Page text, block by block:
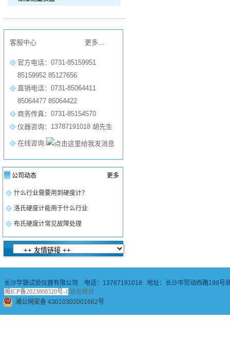
客服中心 更多...
官方电话：0731-85159951
85159952 85127656
直销电话：0731-85064411
85064477 85064422
商务传真：0731-85154570
仪器咨询：13787191018 胡先生
在线咨询:
公司动态 更多
什么行业需要用到硬度计？
洛氏硬度计能用于什么行业
布氏硬度计常见故障处理
长沙华银试验仪器有限公司 电话：13787191018 地址：长沙市劳动西路199号
湘ICP备2023008320号-1 站长统计
湘公网安备 43010302001662号